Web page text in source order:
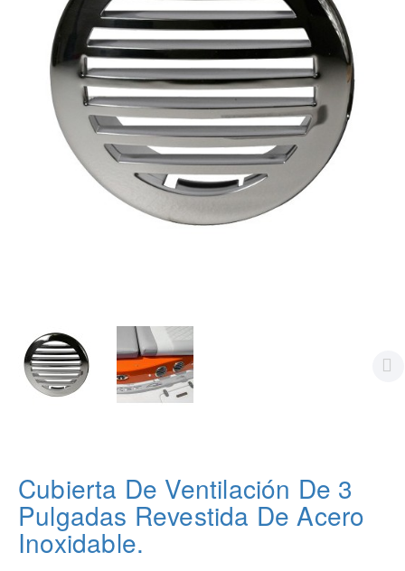
Cubierta De Ventilación De 3
Pulgadas Revestida De Acero
Inoxidable.